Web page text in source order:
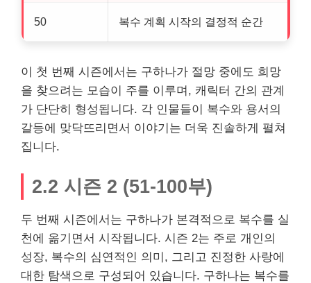
50 복수 계획 시작의 결정적 순간
이 첫 번째 시즌에서는 구하나가 절망 중에도 희망
을 찾으려는 모습이 주를 이루며, 캐릭터 간의 관계
가 단단히 형성됩니다. 각 인물들이 복수와 용서의
갈등에 맞닥뜨리면서 이야기는 더욱 진솔하게 펼쳐
집니다.
2.2 시즌 2 (51-100부)
두 번째 시즌에서는 구하나가 본격적으로 복수를 실
천에 옮기면서 시작됩니다. 시즌 2는 주로 개인의
성장, 복수의 심연적인 의미, 그리고 진정한 사랑에
대한 탐색으로 구성되어 있습니다. 구하나는 복수를